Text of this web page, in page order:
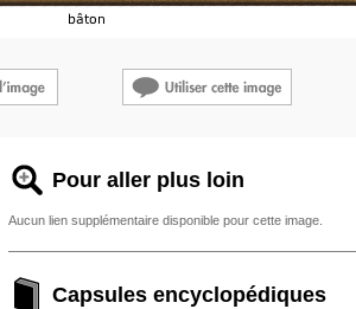
Pour aller plus loin
Aucun lien supplémentaire disponible pour cette image.
Capsules encyclopédiques